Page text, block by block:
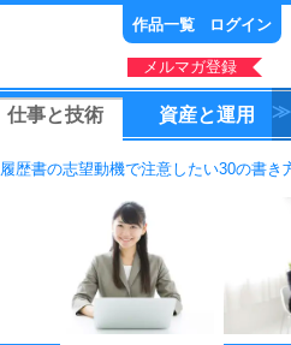
作品一覧 ログイン
メルマガ登録
仕事と技術 資産と運用
履歴書の志望動機で注意したい30の書き